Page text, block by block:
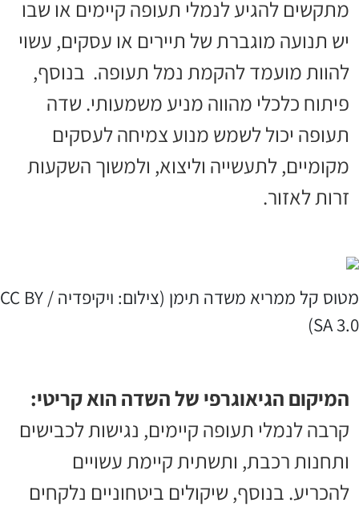
מתקשים להגיע לנמלי תעופה קיימים או שבו
יש תנועה מוגברת של תיירים או עסקים, עשוי
להוות מועמד להקמת נמל תעופה. בנוסף,
פיתוח כלכלי מהווה מניע משמעותי. שדה
תעופה יכול לשמש מנוע צמיחה לעסקים
מקומיים, לתעשייה וליצוא, ולמשוך השקעות
זרות לאזור.
מטוס קל ממריא משדה תימן (צילום: ויקיפדיה / CC BY
SA 3.0)
המיקום הגיאוגרפי של השדה הוא קריטי:
קרבה לנמלי תעופה קיימים, נגישות לכבישים
ותחנות רכבת, ותשתית קיימת עשויים
להכריע. בנוסף, שיקולים ביטחוניים נלקחים